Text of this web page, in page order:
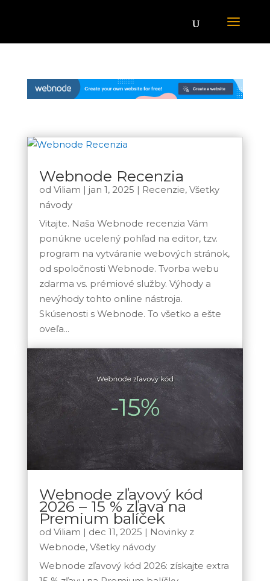
Webnode Recenzia
od Viliam | jan 1, 2025 | Recenzie, Všetky
návody
Vitajte. Naša Webnode recenzia Vám
ponúkne ucelený pohľad na editor, tzv.
program na vytváranie webových stránok,
od spoločnosti Webnode. Tvorba webu
zdarma vs. prémiové služby. Výhody a
nevýhody tohto online nástroja.
Skúsenosti s Webnode. To všetko a ešte
oveľa...
Webnode zľavový kód
2026 – 15 % zľava na
Premium balíček
od Viliam | dec 11, 2025 | Novinky z
Webnode, Všetky návody
Webnode zľavový kód 2026: získajte extra